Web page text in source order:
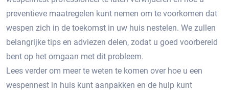
preventieve maatregelen kunt nemen om te voorkomen dat
wespen zich in de toekomst in uw huis nestelen. We zullen
belangrijke tips en adviezen delen‚ zodat u goed voorbereid
bent op het omgaan met dit probleem.​
Lees verder om meer te weten te komen over hoe u een
wespennest in huis kunt aanpakken en de hulp kunt